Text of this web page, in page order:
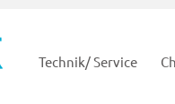
Technik/ Service